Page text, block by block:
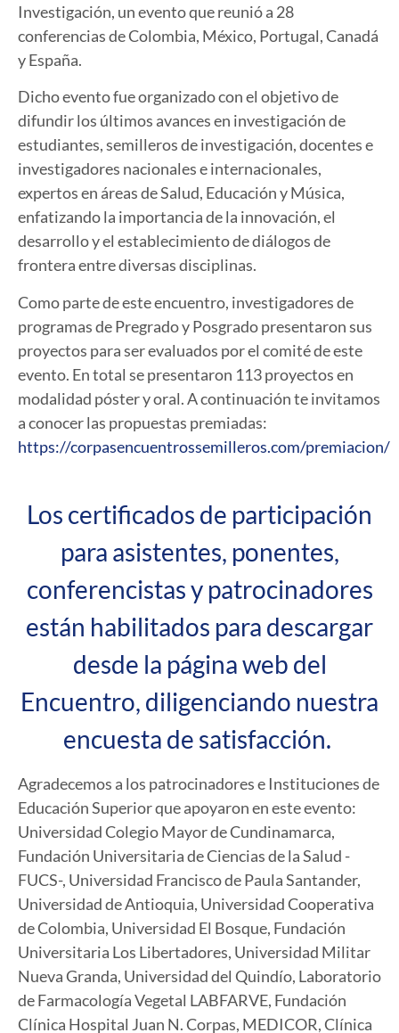
Investigación, un evento que reunió a 28
conferencias de Colombia, México, Portugal, Canadá
y España.
Dicho evento fue organizado con el objetivo de
difundir los últimos avances en investigación de
estudiantes, semilleros de investigación, docentes e
investigadores nacionales e internacionales,
expertos en áreas de Salud, Educación y Música,
enfatizando la importancia de la innovación, el
desarrollo y el establecimiento de diálogos de
frontera entre diversas disciplinas.
Como parte de este encuentro, investigadores de
programas de Pregrado y Posgrado presentaron sus
proyectos para ser evaluados por el comité de este
evento. En total se presentaron 113 proyectos en
modalidad póster y oral. A continuación te invitamos
a conocer las propuestas premiadas:
https://corpasencuentrossemilleros.com/premiacion/
Los certificados de participación
para asistentes, ponentes,
conferencistas y patrocinadores
están habilitados para descargar
desde la página web del
Encuentro, diligenciando nuestra
encuesta de satisfacción.
Agradecemos a los patrocinadores e Instituciones de
Educación Superior que apoyaron en este evento:
Universidad Colegio Mayor de Cundinamarca,
Fundación Universitaria de Ciencias de la Salud -
FUCS-, Universidad Francisco de Paula Santander,
Universidad de Antioquia, Universidad Cooperativa
de Colombia, Universidad El Bosque, Fundación
Universitaria Los Libertadores, Universidad Militar
Nueva Granda, Universidad del Quindío, Laboratorio
de Farmacología Vegetal LABFARVE, Fundación
Clínica Hospital Juan N. Corpas, MEDICOR, Clínica